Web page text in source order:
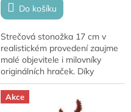
Do košíku
Strečová stonožka 17 cm v
realistickém provedení zaujme
malé objevitele i milovníky
originálních hraček. Díky
pružnému materiálu TPR je
ohebná, natahovací a ideální
na hraní i...
Akce